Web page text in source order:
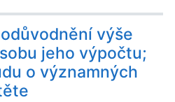
výše
jeho výpočtu;
o významných